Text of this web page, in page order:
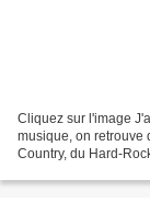
Cliquez sur l'image
musique, on retrouve
Country, du Hard-